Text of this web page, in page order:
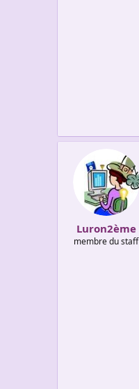
Luron2ème
membre du staff